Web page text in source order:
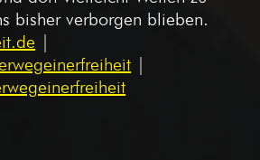
bisher verborgen blieben.
|
|